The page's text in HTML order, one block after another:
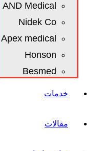
AND Medical
Nidek Co
Apex medical
Honson
Besmed
خدمات
مقالات